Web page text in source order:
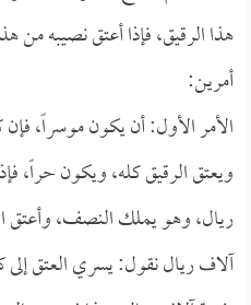
هذا الرقيق، فإذا أعتق نصيبه من
أمرين:
الأمر الأول: أن يكون موسراً،
ويعتق الرقيق كله، ويكون حراً،
ريال، وهو يملك النصف،
آلاف ريال نقول: يسري العتق